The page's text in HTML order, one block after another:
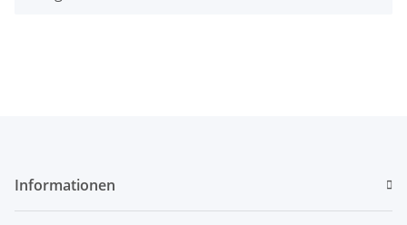
Informationen